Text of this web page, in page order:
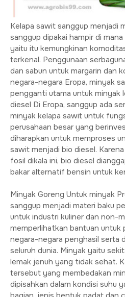
Kelapa sawit sanggup menjadi
sanggup dipakai hampir di
yaitu itu kemungkinan
terkenal. Penggunaan
dan sabun untuk margarin dan
negara-negara Eropa, minyak
pengganti utama untuk minyak
diesel Di Eropa, sanggup ada
minyak kelapa sawit untuk
perusahaan besar yang
diharapkan untuk memproses
sawit menjadi bio diesel.
fosil dikala ini, bio diesel
bakar alternatif bensin untuk
Minyak Goreng Untuk minyak
sanggup menjadi materi baku
untuk industri kuliner dan non-
memperlihatkan bantuan untuk
negara-negara penghasil serta
seluruh dunia. Minyak yaitu
lemak jenuh yang tidak sehat.
tersebut yang membedakan
dipisahkan dalam kondisi suhu